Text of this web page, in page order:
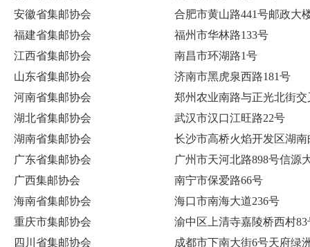
安徽省集邮协会
合肥市黄山路441号邮政大
福建省集邮协会
福州市华林路133号
江西省集邮协会
南昌市环湖路1号
山东省集邮协会
济南市黑虎泉西路181号
河南省集邮协会
郑州农业南路与正光北街
湖北省集邮协会
武汉市汉口江旺路22号
湖南省集邮协会
长沙市高桥火焰开发区湖
广东省集邮协会
广州市天河北路898号信源
广西集邮协会
南宁市保爱路66号
海南省集邮协会
海口市南海大道236号
重庆市集邮协会
渝中区上清寺嘉陵桥西村83
四川省集邮协会
成都市下南大街6号天府绿